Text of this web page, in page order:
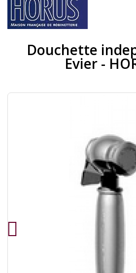
Douchette
Evier -